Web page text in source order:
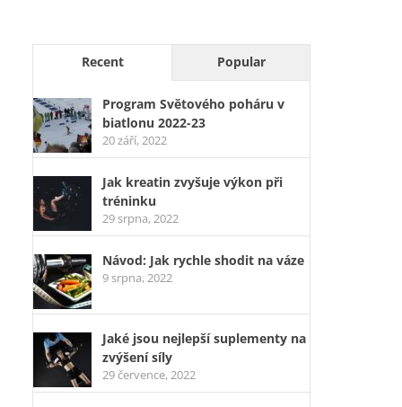
Recent Popular
Program Světového poháru v
biatlonu 2022-23
20 září, 2022
Jak kreatin zvyšuje výkon při
tréninku
29 srpna, 2022
Návod: Jak rychle shodit na váze
9 srpna, 2022
Jaké jsou nejlepší suplementy na
zvýšení síly
29 července, 2022